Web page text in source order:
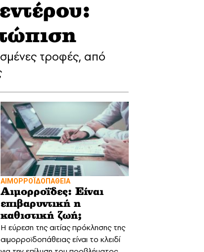
τροφές, από
ΑΙΜΟΡΡΟΪ́ΔΟΠΑΘΕΙΑ
Αιμορροΐδες: Είναι
επιβαρυντική η
καθιστική ζωή;
Η εύρεση της αιτίας πρόκλησης της
αιμορροϊδοπάθειας είναι το κλειδί